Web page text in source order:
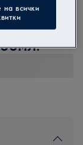
на всички